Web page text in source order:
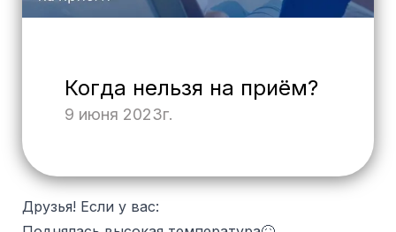
Когда нельзя на приём?
9 июня 2023г.
Друзья! Если у вас: